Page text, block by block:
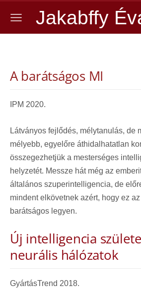
Jakabffy
A barátságos MI
IPM 2020.
Látványos fejlődés, mélytanulás, de
mélyebb, egyelőre áthidalhatatlan
összegezhetjük a mesterséges
helyzetét. Messze hát még az
általános szuperintelligencia, de
mindent elkövetnek azért, hogy ez
barátságos legyen.
Új intelligencia
neurális hálózatok
GyártásTrend 2018.